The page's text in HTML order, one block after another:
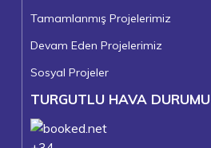
Tamamlanmış Projelerimiz
Devam Eden Projelerimiz
Sosyal Projeler
TURGUTLU HAVA DURUMU